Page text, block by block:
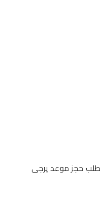
طلب حجز موعد يرجى